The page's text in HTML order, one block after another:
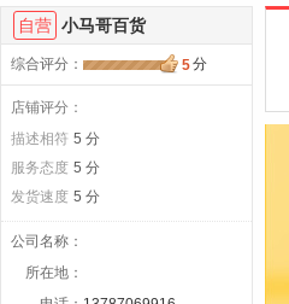
自营 小马哥百货
综合评分 ： 5分
店铺评分：
描述相符 5 分
服务态度 5 分
发货速度 5 分
公司名称 ：
所在地 ：